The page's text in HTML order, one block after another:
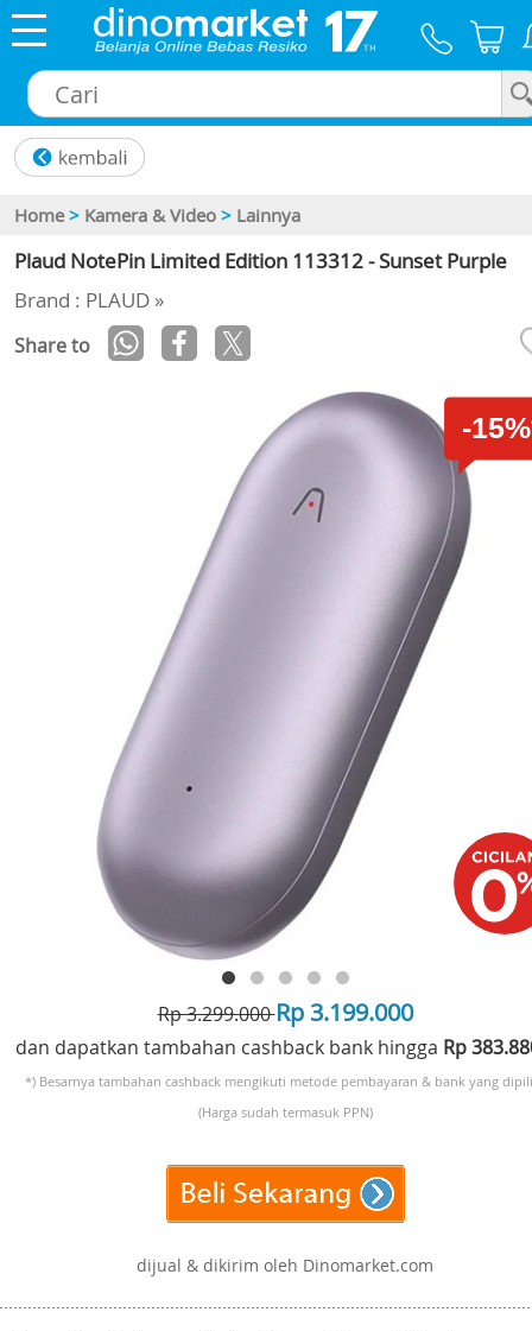
Home > Kamera & Video > Lainnya
Plaud NotePin Limited Edition 113312 - Sunset Purple
Brand : PLAUD »
Share to
-
Rp 3.299.000Rp 3.199.000
dan dapatkan tambahan cashback bank hingga Rp
*) Besarnya tambahan cashback mengikuti metode pembayaran & bank yang
(Harga sudah termasuk PPN)
dijual & dikirim oleh Dinomarket.com